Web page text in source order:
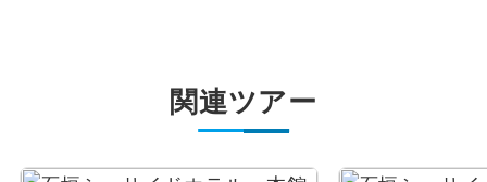
関連ツアー